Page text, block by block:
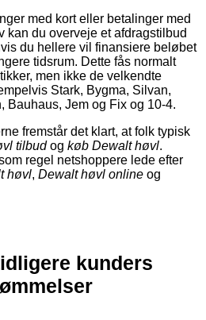
med kort eller betalinger med
kan du overveje et afdragstilbud
du hellere vil finansiere beløbet
tidsrum. Dette fås normalt
men ikke de velkendte
Stark, Bygma, Silvan,
Bauhaus, Jem og Fix og 10-4.
fremstår det klart, at folk typisk
tilbudog køb Dewalt høvl.
regel netshoppere lede efter
høvl, Dewalt høvl online og
kunders